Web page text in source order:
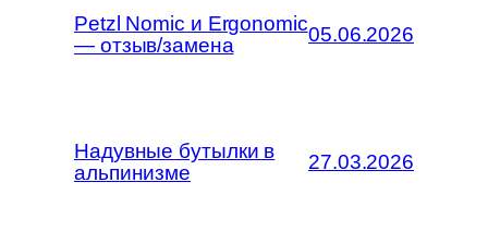
Petzl Nomic и Ergonomic
— отзыв/замена
05.06.2026
Надувные бутылки в
альпинизме
27.03.2026